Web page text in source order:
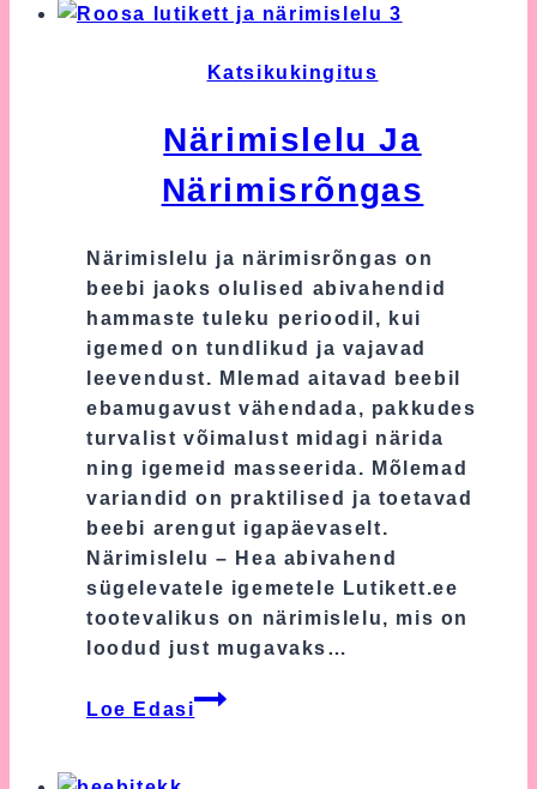
Katsikukingitus
Närimislelu Ja
Närimisrõngas
Närimislelu ja närimisrõngas on
beebi jaoks olulised abivahendid
hammaste tuleku perioodil, kui
igemed on tundlikud ja vajavad
leevendust. Mlemad aitavad beebil
ebamugavust vähendada, pakkudes
turvalist võimalust midagi närida
ning igemeid masseerida. Mõlemad
variandid on praktilised ja toetavad
beebi arengut igapäevaselt.
Närimislelu – Hea abivahend
sügelevatele igemetele Lutikett.ee
tootevalikus on närimislelu, mis on
loodud just mugavaks…
Loe Edasi
Närimislelu